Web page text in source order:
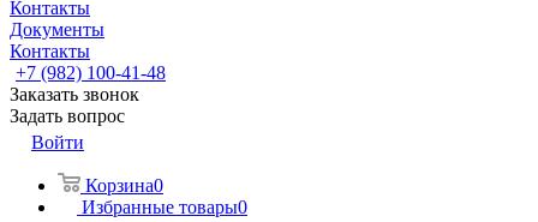
Контакты
Документы
Контакты
+7 (982) 100-41-48
Заказать звонок
Задать вопрос
Войти
Корзина0
Избранные товары0